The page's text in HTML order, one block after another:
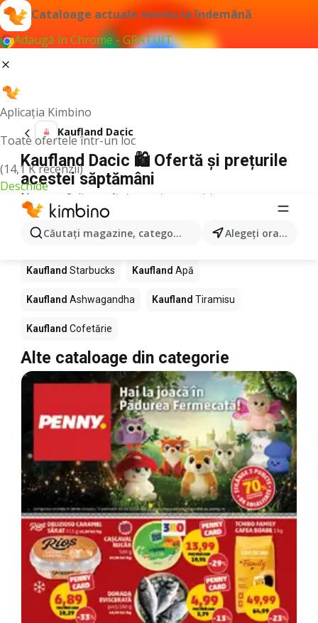
Cataloage actuale mereu la îndemână
Adaugă în Chrome - GRATUIT
Aplicația Kimbino
Toate ofertele într-un loc
(14,1 K recenzii)
Deschide
Căutaţi magazine, categorii, produse... Alegeţi oraşul
Kaufland Dacic
Kaufland Dacic 🛍️ Ofertă și prețurile
acestei săptămâni
Nu am găsit rezultate pentru acest termen.
Alte produse în magazine Kaufland
Kaufland Pizza Kaufland Mango KauflandLEGO
Kaufland Starbucks Kaufland Apă
Kaufland Ashwagandha Kaufland Tiramisu
Kaufland Cofetărie
Alte cataloage din categorie